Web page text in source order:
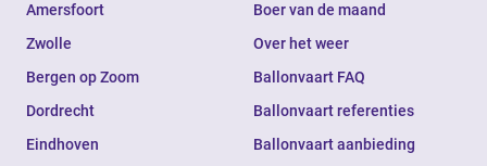
Amersfoort
Zwolle
Bergen op Zoom
Dordrecht
Eindhoven
Boer van de maand
Over het weer
Ballonvaart FAQ
Ballonvaart referenties
Ballonvaart aanbieding